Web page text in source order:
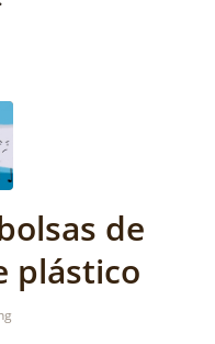
de
plástico